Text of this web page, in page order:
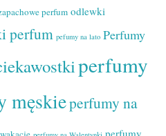
perfum odlewki
perfum pefumy na lato Perfumy
perfumy
męskieperfumy na
perfumy